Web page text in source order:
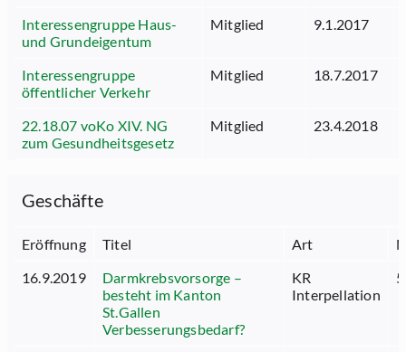
Interessengruppe Haus-
und Grundeigentum
Mitglied 9.1.2017
Interessengruppe
öffentlicher Verkehr
Mitglied 18.7.2017
22.18.07 voKo XIV. NG
zum Gesundheitsgesetz
Mitglied 23.4.2018
Geschäfte
Eröffnung Titel Art
16.9.2019
Darmkrebsvorsorge –
besteht im Kanton
St.Gallen
Verbesserungsbedarf?
KR
Interpellation